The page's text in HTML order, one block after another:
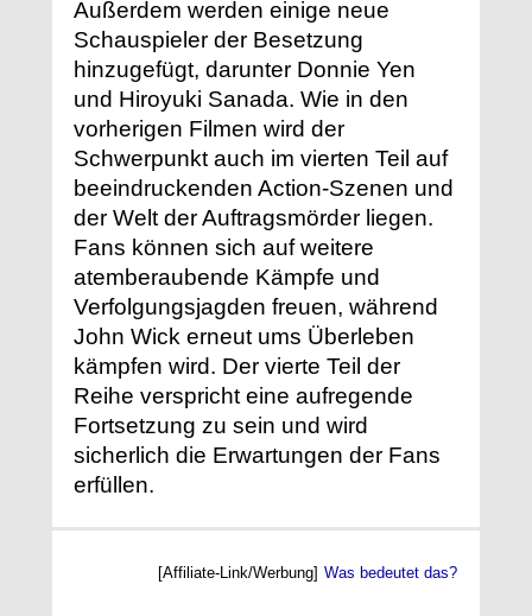
Außerdem werden einige neue
Schauspieler der Besetzung
hinzugefügt, darunter Donnie Yen
und Hiroyuki Sanada. Wie in den
vorherigen Filmen wird der
Schwerpunkt auch im vierten Teil auf
beeindruckenden Action-Szenen und
der Welt der Auftragsmörder liegen.
Fans können sich auf weitere
atemberaubende Kämpfe und
Verfolgungsjagden freuen, während
John Wick erneut ums Überleben
kämpfen wird. Der vierte Teil der
Reihe verspricht eine aufregende
Fortsetzung zu sein und wird
sicherlich die Erwartungen der Fans
erfüllen.
[Affiliate-Link/Werbung] Was bedeutet das?